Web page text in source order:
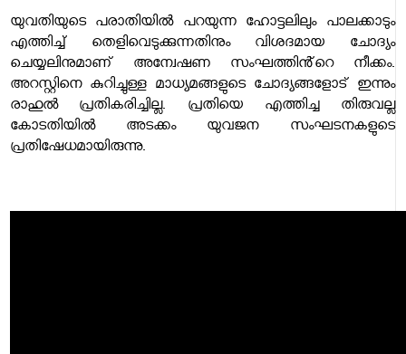
യുവതിയുടെ പരാതിയിൽ പറയുന്ന ഹോട്ടലിലും പാലക്കാടും
എത്തിച്ച് തെളിവെടുക്കുന്നതിനും വിശദമായ ചോദ്യം
ചെയ്യലിനുമാണ് അന്വേഷണ സംഘത്തിൻ്റെ നീക്കം.
അറസ്റ്റിനെ കുറിച്ചുള്ള മാധ്യമങ്ങളുടെ ചോദ്യങ്ങളോട് ഇന്നും
രാഹുൽ പ്രതികരിച്ചില്ല. പ്രതിയെ എത്തിച്ച തിരുവല്ല
കോടതിയിൽ അടക്കം യുവജന സംഘടനകളുടെ
പ്രതിഷേധമായിരുന്നു.